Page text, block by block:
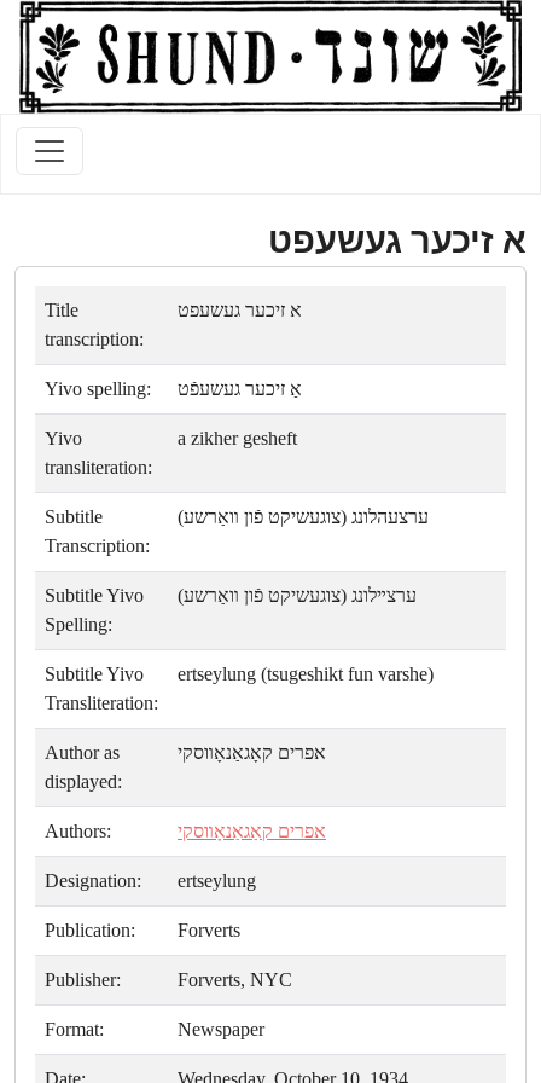
א זיכער געשעפט
Title
transcription:
א זיכער געשעפט
Yivo spelling: אַ זיכער געשעפֿט
Yivo
transliteration:
a zikher gesheft
Subtitle
Transcription:
ערצעהלונג (צוגעשיקט פֿון װאַרשע)
Subtitle Yivo
Spelling:
ערצײלונג (צוגעשיקט פֿון װאַרשע)
Subtitle Yivo
Transliteration:
ertseylung (tsugeshikt fun varshe)
Author as
displayed:
אפרים קאָגאַנאָװסקי
Authors: אפרים קאַגאַנאָװסקי
Designation: ertseylung
Publication: Forverts
Publisher: Forverts, NYC
Format: Newspaper
Date: Wednesday, October 10, 1934